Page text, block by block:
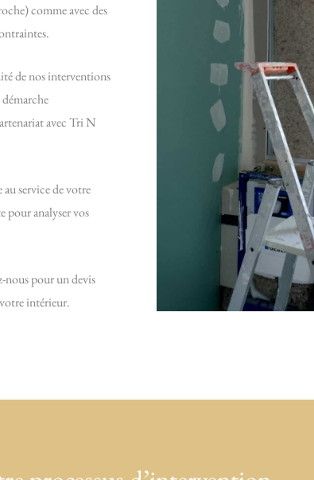
comme avec des
de nos interventions
avec Tri N
service de votre
pour analyser vos
nous pour un devis
intérieur.